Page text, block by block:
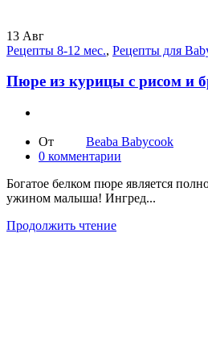
13 Авг
Рецепты 8-12 мес., Рецепты для
Пюре из курицы с рисом и
От
Beaba Babycook
0 комментарии
Богатое белком пюре является
ужином малыша! Ингред...
Продолжить чтение